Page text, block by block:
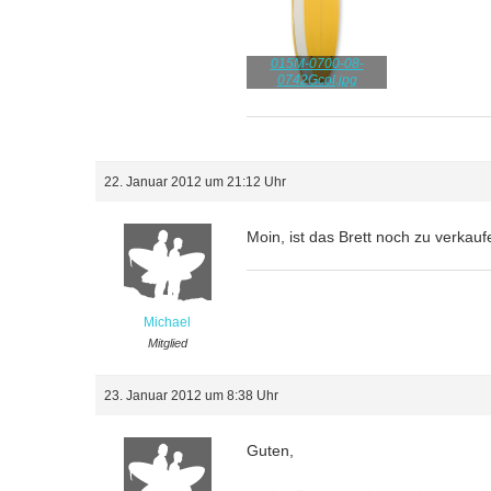
015M-0700-08-
0742Gcol.jpg
22. Januar 2012 um 21:12 Uhr
Michael
Mitglied
Moin, ist das Brett noch zu
23. Januar 2012 um 8:38 Uhr
Guten,